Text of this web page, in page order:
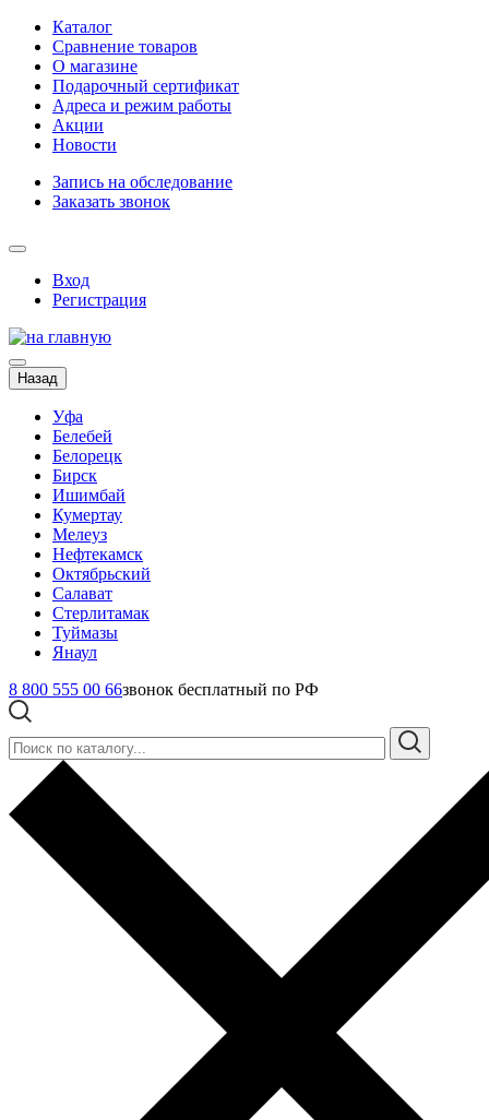
Каталог
Сравнение товаров
О магазине
Подарочный сертификат
Адреса и режим работы
Акции
Новости
Запись на обследование
Заказать звонок
Вход
Регистрация
Назад
Уфа
Белебей
Белорецк
Бирск
Ишимбай
Кумертау
Мелеуз
Нефтекамск
Октябрьский
Салават
Стерлитамак
Туймазы
Янаул
8 800 555 00 66звонок бесплатный по РФ